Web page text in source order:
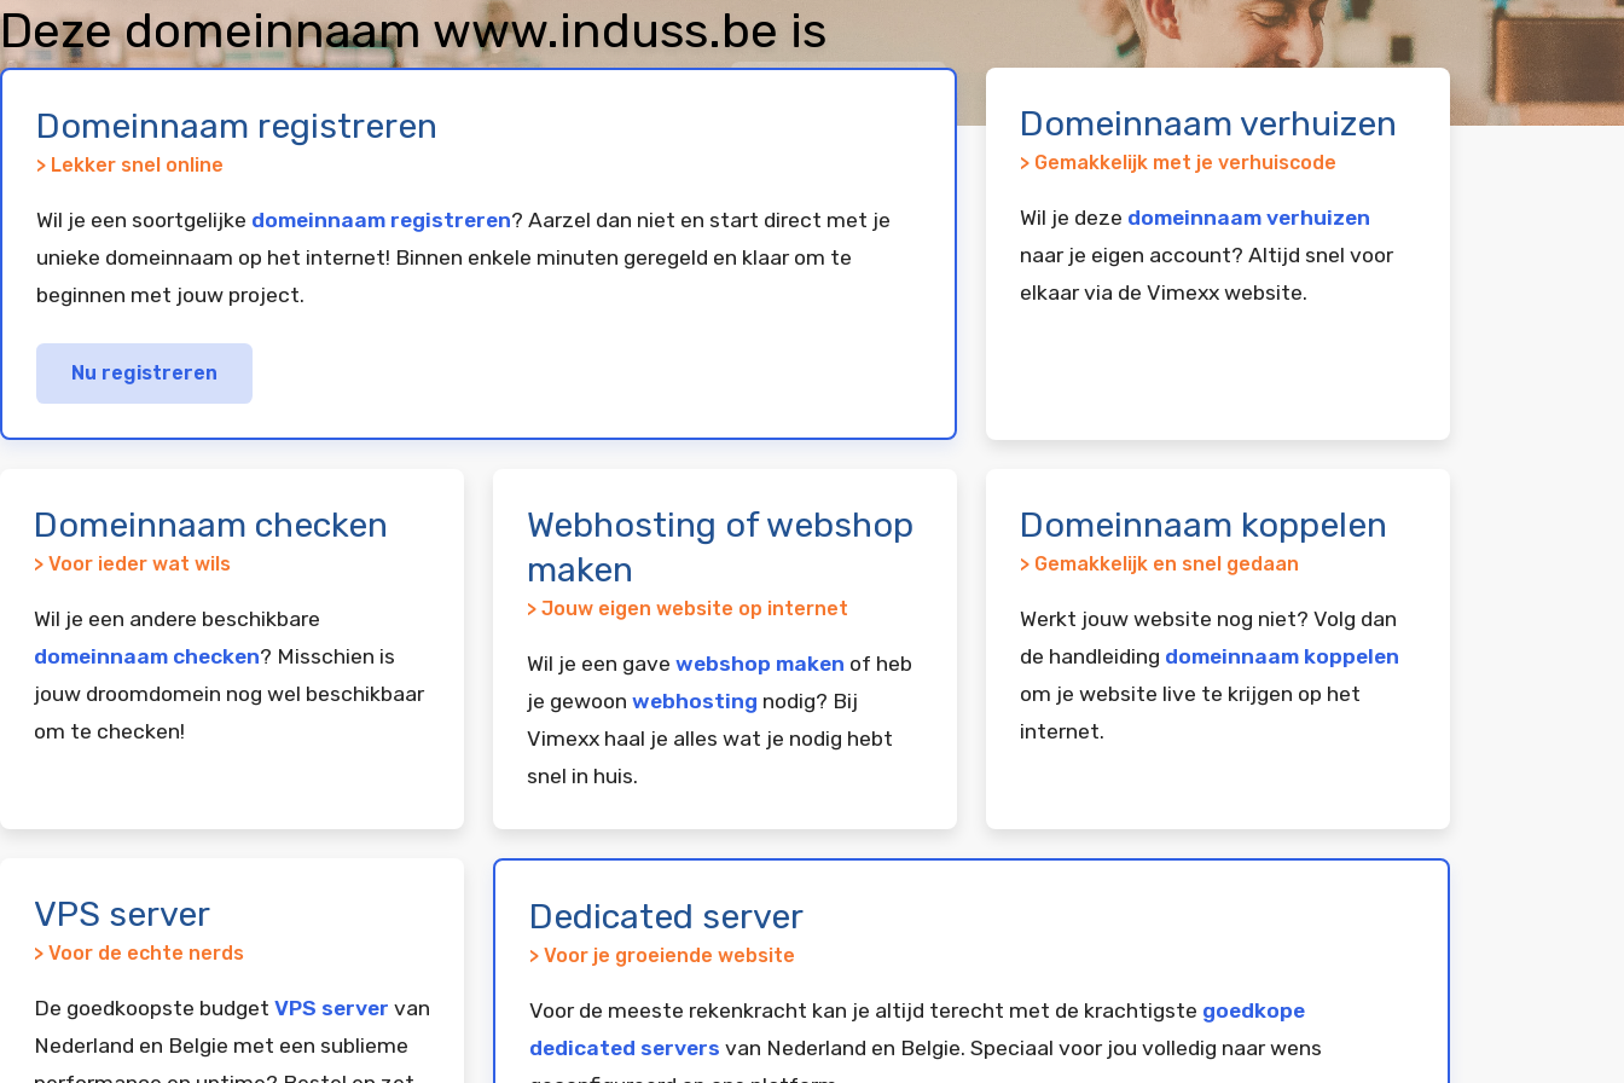
Deze domeinnaam www.induss.be is
geregistreerd en geparkeerd bij
Domeinnaam registreren
> Lekker snel online
Wil je een soortgelijke domeinnaam registreren? Aarzel dan niet en start direct met je
unieke domeinnaam op het internet! Binnen enkele minuten geregeld en klaar om te
beginnen met jouw project.
Nu registreren
Domeinnaam verhuizen
> Gemakkelijk met je verhuiscode
Wil je deze domeinnaam verhuizen
naar je eigen account? Altijd snel voor
elkaar via de Vimexx website.
Domeinnaam checken
> Voor ieder wat wils
Wil je een andere beschikbare
domeinnaam checken? Misschien is
jouw droomdomein nog wel beschikbaar
om te checken!
Webhosting of webshop
maken
> Jouw eigen website op internet
Wil je een gave webshop maken of heb
je gewoon webhosting nodig? Bij
Vimexx haal je alles wat je nodig hebt
snel in huis.
Domeinnaam koppelen
> Gemakkelijk en snel gedaan
Werkt jouw website nog niet? Volg dan
de handleiding domeinnaam koppelen
om je website live te krijgen op het
internet.
VPS server
> Voor de echte nerds
De goedkoopste budget VPS server van
Nederland en Belgie met een sublieme
Dedicated server
> Voor je groeiende website
Voor de meeste rekenkracht kan je altijd terecht met de krachtigste goedkope
dedicated servers van Nederland en Belgie. Speciaal voor jou volledig naar wens